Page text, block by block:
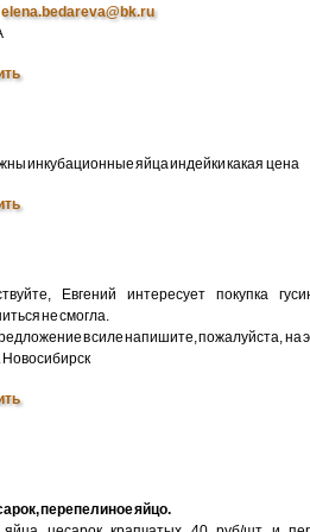
elena.bedareva@bk.ru
инкубационные яйца индейки какая цена
Евгений интересует покупка
не смогла.
в силе напишите, пожалуйста, на
Новосибирск
перепелиное яйцо.